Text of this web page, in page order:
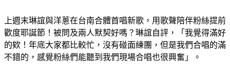
上週末琳誼與洋蔥在台南合體首唱新歌，用歌聲陪伴粉絲提前
歡度耶誕節！被問及兩人默契好嗎？琳誼自評，「我覺得滿好
的欸！年底大家都比較忙，沒有碰面練團，但是我們合唱的滿
不錯的，感覺粉絲們能聽到我們現場合唱也很興奮」。